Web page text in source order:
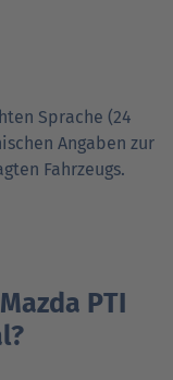
Sprache (24
Angaben zur
Fahrzeugs.
PTI